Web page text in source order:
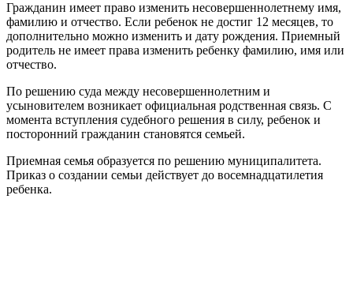
Гражданин имеет право изменить несовершеннолетнему имя,
фамилию и отчество. Если ребенок не достиг 12 месяцев, то
дополнительно можно изменить и дату рождения. Приемный
родитель не имеет права изменить ребенку фамилию, имя или
отчество.
По решению суда между несовершеннолетним и
усыновителем возникает официальная родственная связь. С
момента вступления судебного решения в силу, ребенок и
посторонний гражданин становятся семьей.
Приемная семья образуется по решению муниципалитета.
Приказ о создании семьи действует до восемнадцатилетия
ребенка.